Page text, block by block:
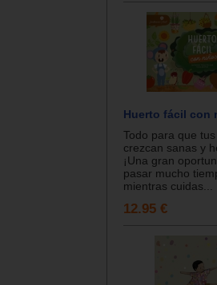
Huerto fácil con
Todo para que
crezcan sanas y
¡Una gran
pasar mucho
mientras cuidas...
12.95 €